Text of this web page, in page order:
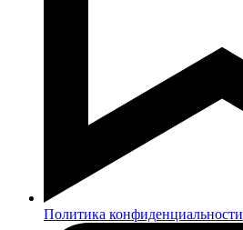
Политика конфиденциальности